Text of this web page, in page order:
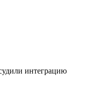
интеграцию